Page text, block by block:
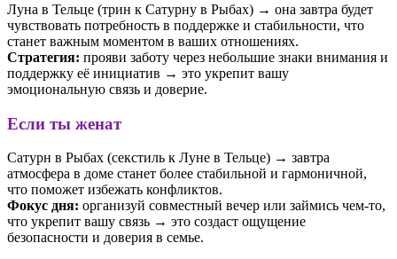
Луна в Тельце (трин к Сатурну в Рыбах) → она завтра будет
чувствовать потребность в поддержке и стабильности, что
станет важным моментом в ваших отношениях.
Стратегия: прояви заботу через небольшие знаки внимания и
поддержку её инициатив → это укрепит вашу
эмоциональную связь и доверие.
Если ты женат
Сатурн в Рыбах (секстиль к Луне в Тельце) → завтра
атмосфера в доме станет более стабильной и гармоничной,
что поможет избежать конфликтов.
Фокус дня: организуй совместный вечер или займись чем-то,
что укрепит вашу связь → это создаст ощущение
безопасности и доверия в семье.